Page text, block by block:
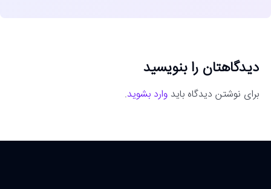
دیدگاهتان را بنویسید
برای نوشتن دیدگاه باید وارد بشوید.